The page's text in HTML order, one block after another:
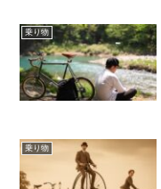
乗り物
乗り物